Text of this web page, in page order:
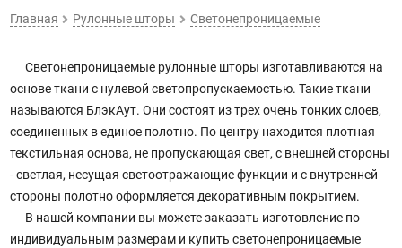
Главная Рулонные шторы Светонепроницаемые
Светонепроницаемые рулонные шторы изготавливаются на
основе ткани с нулевой светопропускаемостью. Такие ткани
называются БлэкАут. Они состоят из трех очень тонких слоев,
соединенных в единое полотно. По центру находится плотная
текстильная основа, не пропускающая свет, с внешней стороны
- светлая, несущая светоотражающие функции и с внутренней
стороны полотно оформляется декоративным покрытием.
В нашей компании вы можете заказать изготовление по
индивидуальным размерам и купить светонепроницаемые